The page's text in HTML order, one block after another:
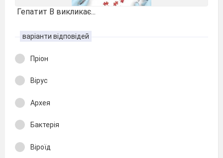
Гепатит В викликає...
варіанти відповідей
Пріон
Вірус
Архея
Бактерія
Віроїд